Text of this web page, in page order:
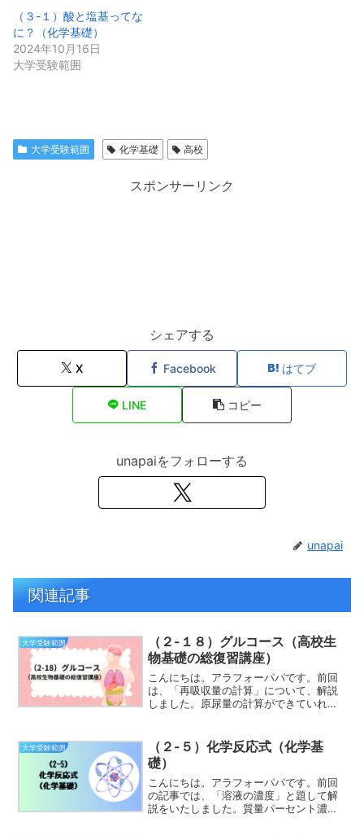
（３-１）酸と塩基ってな
に？（化学基礎）
2024年10月16日
大学受験範囲
大学受験範囲 化学基礎 高校
スポンサーリンク
シェアする
X Facebook はてブ
LINE コピー
unapaiをフォローする
unapai
関連記事
大学受験範囲
（２-１８）グルコース（高校生
物基礎の総復習講座）
こんにちは。アラフォーパパです。前回
は、「再吸収量の計算」について、解説
しました。原尿量の計算ができていれ
ことばかりでしたね。これによって再吸
収量を計算できると思います...
大学受験範囲
（２-５）化学反応式（化学基
礎）
こんにちは。アラフォーパパです。前回
の記事では、「溶液の濃度」と題して解
説をいたしました。質量パーセント濃度